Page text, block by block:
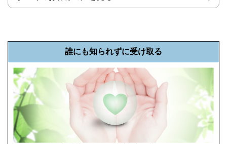
誰にも知られずに受け取る